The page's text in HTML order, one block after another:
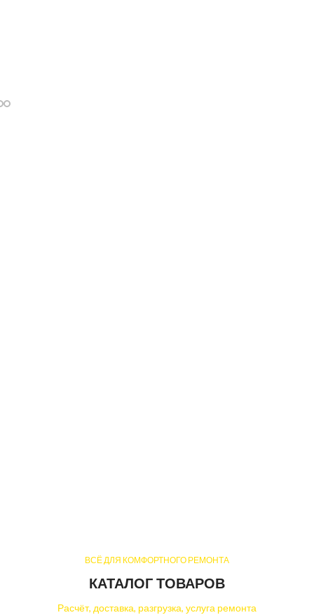
ВСЁ ДЛЯ КОМФОРТНОГО РЕМОНТА
КАТАЛОГ ТОВАРОВ
Расчёт, доставка, разгрузка, услуга ремонта